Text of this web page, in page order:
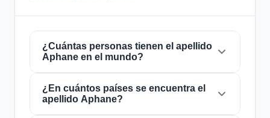
¿Cuántas personas tienen el apellido
Aphane en el mundo?
Actualmente hay aproximadamente20.607
personascon el apellido
¿En cuántos países se encuentra el
apellido Aphane?